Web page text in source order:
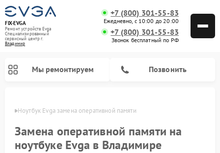
FIX-EVGA
Ремонт устройств Evga
Специализированный
cервисный центр г.
Владимир
+7 (800) 301-55-83
Ежедневно, с 10:00 до 20:00
+7 (800) 301-55-83
Звонок бесплатный по РФ
Мы ремонтируем Позвонить
Ноутбук Evga замена оперативной памяти
Замена оперативной памяти на
ноутбуке Evga в Владимире